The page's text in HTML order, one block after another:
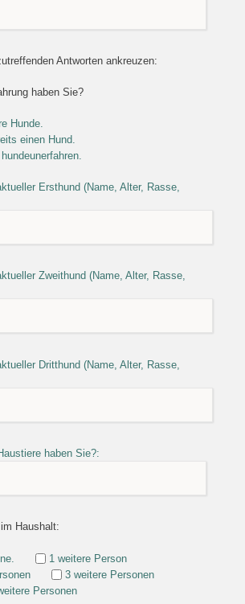
Antworten ankreuzen:
haben Sie?
Hunde.
einen Hund.
Ersthund (Name, Alter, Rasse,
Zweithund (Name, Alter, Rasse,
Dritthund (Name, Alter, Rasse,
haben Sie?:
Haushalt:
1 weitere Person
3 weitere Personen
Personen